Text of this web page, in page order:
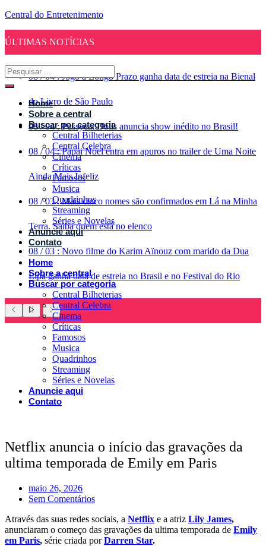
Central do Entretenimento
ÚLTIMAS NOTÍCIAS
08 / 04 : Jogo a Longo Prazo ganha data de estreia na Bienal
do Livro de São Paulo
08 / 04 : Pussycat Dolls anuncia show inédito no Brasil!
08 / 04 : Papai Noel entra em apuros no trailer de Uma Noite
Ainda Mais Infeliz
08 / 03 : Mais cinco nomes são confirmados em Lá na Minha
Terra. Saiba quem está no elenco
08 / 03 : Novo filme do Karim Aïnouz com marido da Dua
Lipa ganha data de estreia no Brasil e no Festival do Rio
Home
Sobre a central
Buscar por categoria
Central Bilheterias
Central Celebra
Cinema
Críticas
Famosos
Musica
Quadrinhos
Streaming
Séries e Novelas
Anuncie aqui
Contato
Home
Sobre a central
Buscar por categoria
Central Bilheterias
Central Celebra
Cinema
Críticas
Famosos
Musica
Quadrinhos
Streaming
Séries e Novelas
Anuncie aqui
Contato
Netflix anuncia o início das gravações da
ultima temporada de Emily em Paris
maio 26, 2026
Sem Comentários
Através das suas redes sociais, a Netflix e a atriz Lily James,
anunciaram o começo das gravações da ultima temporada de Emily
em Paris, série criada porDarren Star.